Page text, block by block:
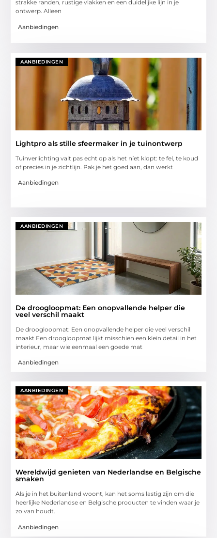
strakke randen, rustige vlakken en een duidelijke lijn in je
ontwerp. Alleen
Aanbiedingen
AANBIEDINGEN
Lightpro als stille sfeermaker in je tuinontwerp
Tuinverlichting valt pas echt op als het níet klopt: te fel, te koud
of precies in je zichtlijn. Pak je het goed aan, dan werkt
Aanbiedingen
AANBIEDINGEN
De droogloopmat: Een onopvallende helper die
veel verschil maakt
De droogloopmat: Een onopvallende helper die veel verschil
maakt Een droogloopmat lijkt misschien een klein detail in het
interieur, maar wie eenmaal een goede mat
Aanbiedingen
AANBIEDINGEN
Wereldwijd genieten van Nederlandse en Belgische
smaken
Als je in het buitenland woont, kan het soms lastig zijn om die
heerlijke Nederlandse en Belgische producten te vinden waar je
zo van houdt.
Aanbiedingen